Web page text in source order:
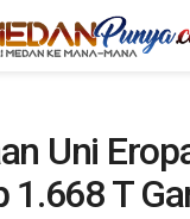
Uni
1.668 T